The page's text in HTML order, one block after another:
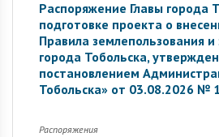
Распоряжение Главы города
подготовке проекта о
Правила землепользования и
города Тобольска,
постановлением
Тобольска» от 03.08.2026 №
Распоряжения